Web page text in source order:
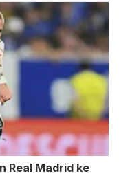
Real Madrid ke